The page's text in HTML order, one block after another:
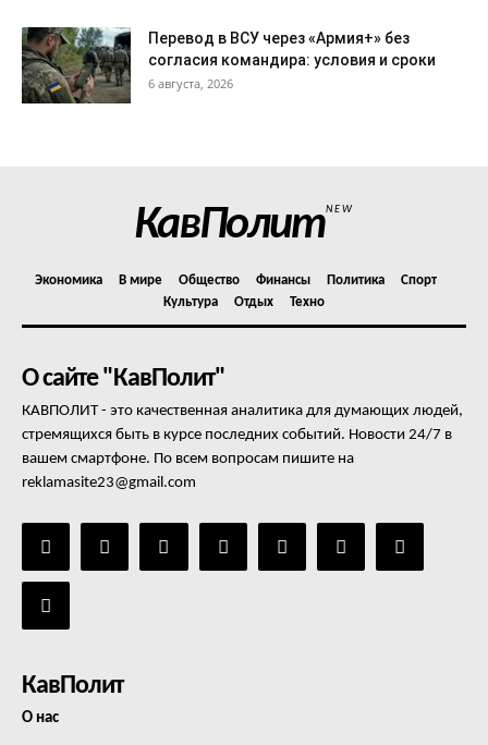
Перевод в ВСУ через «Армия+» без
согласия командира: условия и сроки
6 августа, 2026
КавПолитNEW
Экономика В мире Общество Финансы Политика
Спорт
Культура
Отдых Техно
О сайте "КавПолит"
КАВПОЛИТ - это качественная аналитика для думающих людей,
стремящихся быть в курсе последних событий. Новости 24/7 в
вашем смартфоне. По всем вопросам пишите на
reklamasite23@gmail.com
КавПолит
О нас